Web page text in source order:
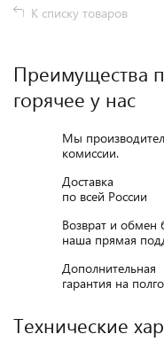
К списку товаров
Преимущества
горячее у нас
Мы
комиссии.
Доставка
по всей России
Возврат и обмен
наша прямая
Дополнительная
гарантия на
Технические